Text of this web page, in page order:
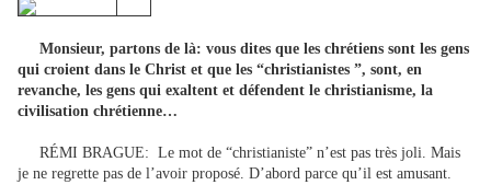
Monsieur, partons de là: vous dites que les chrétiens sont les gens
qui croient dans le Christ et que les “christianistes ”, sont, en
revanche, les gens qui exaltent et défendent le christianisme, la
civilisation chrétienne…
RÉMI BRAGUE: Le mot de “christianiste” n’est pas très joli. Mais
je ne regrette pas de l’avoir proposé. D’abord parce qu’il est amusant.